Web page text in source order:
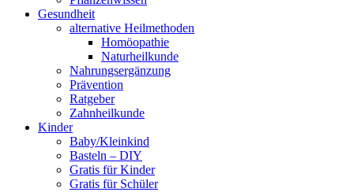
Gesundheit
alternative Heilmethoden
Homöopathie
Naturheilkunde
Nahrungsergänzung
Prävention
Ratgeber
Zahnheilkunde
Kinder
Baby/Kleinkind
Basteln – DIY
Gratis für Kinder
Gratis für Schüler